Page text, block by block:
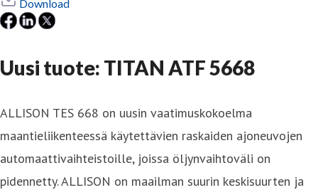
Download
Uusi tuote: TITAN ATF 5668
ALLISON TES 668 on uusin vaatimuskokoelma
maantieliikenteessä käytettävien raskaiden ajoneuvojen
automaattivaihteistoille, joissa öljynvaihtoväli on
pidennetty. ALLISON on maailman suurin keskisuurten ja